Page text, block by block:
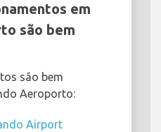
em
são bem
são bem
Aeroporto:
Airport